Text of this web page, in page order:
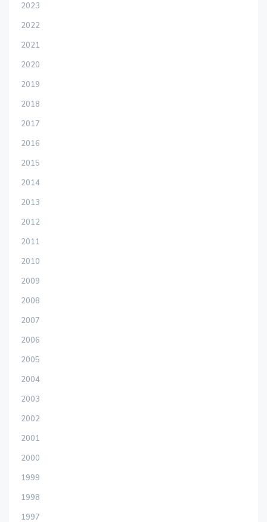
2023
2022
2021
2020
2019
2018
2017
2016
2015
2014
2013
2012
2011
2010
2009
2008
2007
2006
2005
2004
2003
2002
2001
2000
1999
1998
1997